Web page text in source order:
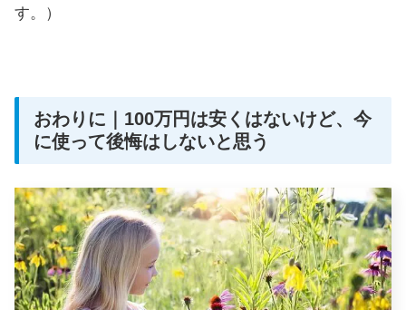
す。）
おわりに｜100万円は安くはないけど、今
に使って後悔はしないと思う